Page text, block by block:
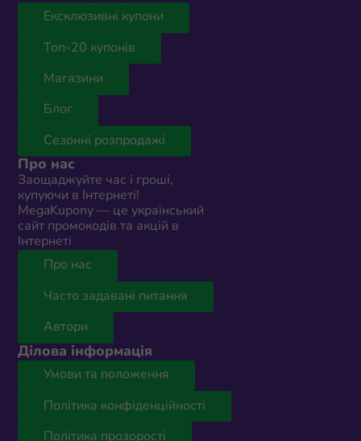
Ексклюзивні купони
Топ-20 купонів
Магазини
Блог
Сезонні розпродажі
Про нас
Заощаджуйте час і гроші,
купуючи в Інтернеті!
MegaKupony — це український
сайт промокодів та акцій в
Інтернеті
Про нас
Часто задавані питання
Автори
Ділова інформація
Умови та положення
Політика конфіденційності
Політика прозорості